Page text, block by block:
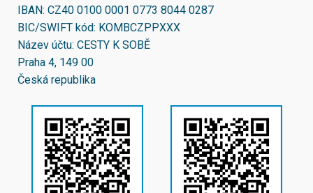
IBAN: CZ40 0100 0001 0773 8044 0287
BIC/SWIFT kód: KOMBCZPPXXX
Název účtu: CESTY K SOBĚ
Praha 4, 149 00
Česká republika